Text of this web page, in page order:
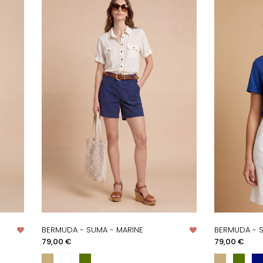
BERMUDA - SUMA - MARINE
Prix
79,00 €
BERMUDA -
Prix
79,00 €